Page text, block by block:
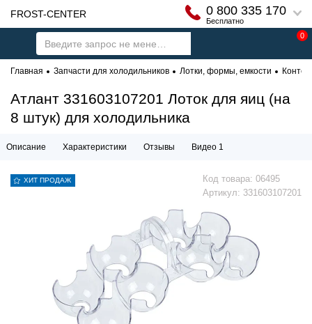
FROST-CENTER 0 800 335 170
Бесплатно
0
Главная Запчасти для холодильников Лотки, формы, емкости
Атлант 331603107201 Лоток для яиц (на
8 штук) для холодильника
Описание Характеристики Отзывы Видео 1
Код товара: 06495
Артикул: 331603107201
ХИТ ПРОДАЖ